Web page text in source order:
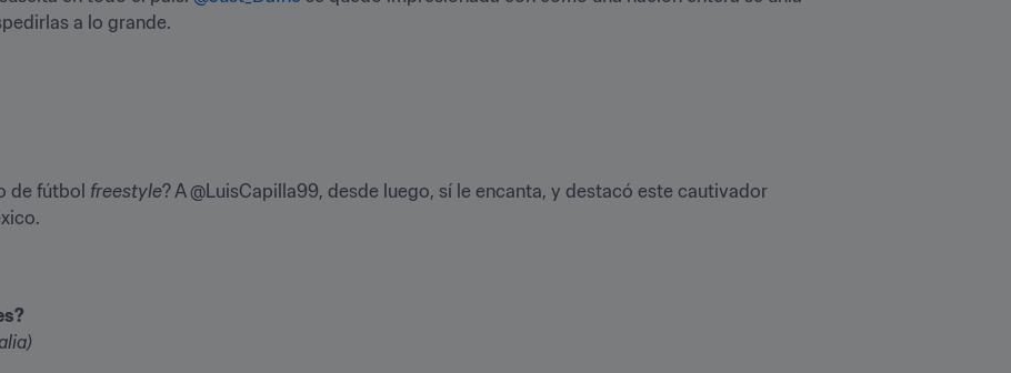
a lo grande.
de fútbol freestyle? A @LuisCapilla99, desde luego, sí le encanta, y destacó este cautivador